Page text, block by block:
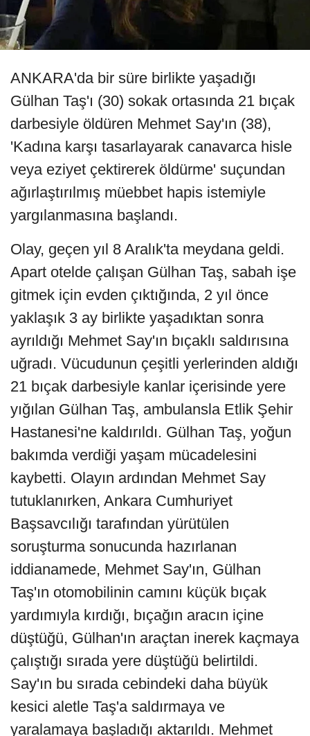
ANKARA'da bir süre birlikte yaşadığı
Gülhan Taş'ı (30) sokak ortasında 21 bıçak
darbesiyle öldüren Mehmet Say'ın (38),
'Kadına karşı tasarlayarak canavarca hisle
veya eziyet çektirerek öldürme' suçundan
ağırlaştırılmış müebbet hapis istemiyle
yargılanmasına başlandı.
Olay, geçen yıl 8 Aralık'ta meydana geldi.
Apart otelde çalışan Gülhan Taş, sabah işe
gitmek için evden çıktığında, 2 yıl önce
yaklaşık 3 ay birlikte yaşadıktan sonra
ayrıldığı Mehmet Say'ın bıçaklı saldırısına
uğradı. Vücudunun çeşitli yerlerinden aldığı
21 bıçak darbesiyle kanlar içerisinde yere
yığılan Gülhan Taş, ambulansla Etlik Şehir
Hastanesi'ne kaldırıldı. Gülhan Taş, yoğun
bakımda verdiği yaşam mücadelesini
kaybetti. Olayın ardından Mehmet Say
tutuklanırken, Ankara Cumhuriyet
Başsavcılığı tarafından yürütülen
soruşturma sonucunda hazırlanan
iddianamede, Mehmet Say'ın, Gülhan
Taş'ın otomobilinin camını küçük bıçak
yardımıyla kırdığı, bıçağın aracın içine
düştüğü, Gülhan'ın araçtan inerek kaçmaya
çalıştığı sırada yere düştüğü belirtildi.
Say'ın bu sırada cebindeki daha büyük
kesici aletle Taş'a saldırmaya ve
yaralamaya başladığı aktarıldı. Mehmet